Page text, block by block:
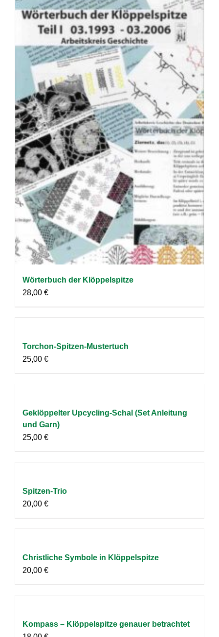
Wörterbuch der Klöppelspitze
28,00 €
Torchon-Spitzen-Mustertuch
25,00 €
Geklöppelter Upcycling-Schal (Set Anleitung
und Garn)
25,00 €
Spitzen-Trio
20,00 €
Christliche Symbole in Klöppelspitze
20,00 €
Kompass – Klöppelspitze genauer betrachtet